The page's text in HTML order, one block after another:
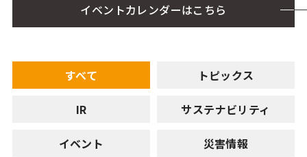
イベントカレンダーはこちら
すべて トピックス
IR サステナビリティ
イベント 災害情報